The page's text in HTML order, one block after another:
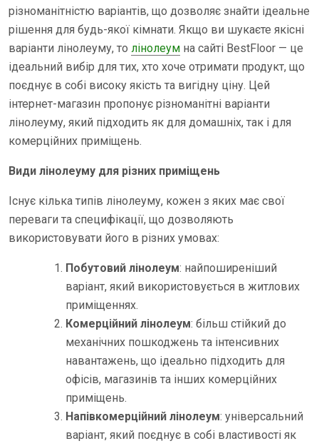
різноманітністю варіантів, що дозволяє знайти ідеальне
рішення для будь-якої кімнати. Якщо ви шукаєте якісні
варіанти лінолеуму, то лінолеум на сайті BestFloor — це
ідеальний вибір для тих, хто хоче отримати продукт, що
поєднує в собі високу якість та вигідну ціну. Цей
інтернет-магазин пропонує різноманітні варіанти
лінолеуму, який підходить як для домашніх, так і для
комерційних приміщень.
Види лінолеуму для різних приміщень
Існує кілька типів лінолеуму, кожен з яких має свої
переваги та специфікації, що дозволяють
використовувати його в різних умовах:
Побутовий лінолеум: найпоширеніший
варіант, який використовується в житлових
приміщеннях.
Комерційний лінолеум: більш стійкий до
механічних пошкоджень та інтенсивних
навантажень, що ідеально підходить для
офісів, магазинів та інших комерційних
приміщень.
Напівкомерційний лінолеум: універсальний
варіант, який поєднує в собі властивості як